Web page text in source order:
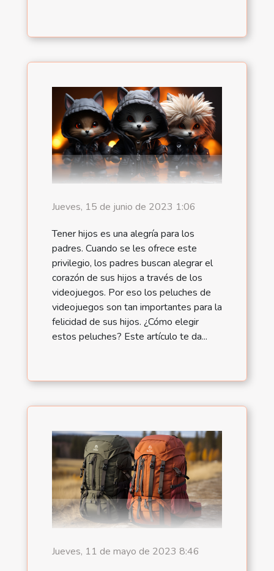
Jueves, 15 de junio de 2023 1:06
Tener hijos es una alegría para los
padres. Cuando se les ofrece este
privilegio, los padres buscan alegrar el
corazón de sus hijos a través de los
videojuegos. Por eso los peluches de
videojuegos son tan importantes para la
felicidad de sus hijos. ¿Cómo elegir
estos peluches? Este artículo te da...
Jueves, 11 de mayo de 2023 8:46